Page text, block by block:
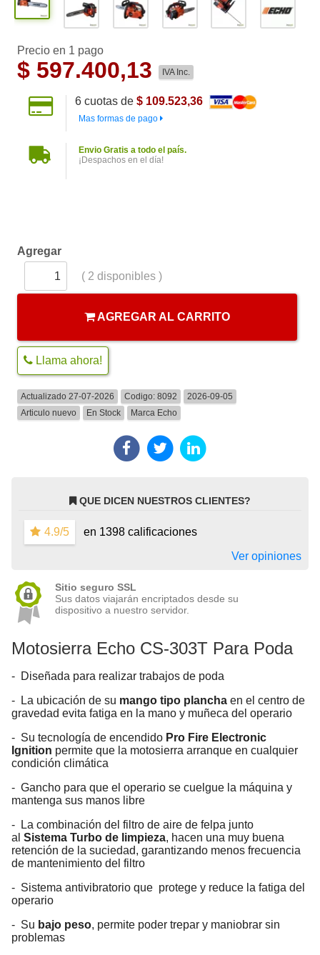
Precio en 1 pago
$ 597.400,13 IVA Inc.
6cuotas de $ 109.523,36
Mas formas de pago
Envio Gratis a todo el país.
¡Despachos en el día!
Agregar
( 2disponibles )
AGREGAR AL CARRITO
Llama ahora!
Actualizado 27-07-2026 Codigo:8092
2026-09-05
Articulo nuevo
En Stock Marca Echo
QUE DICEN NUESTROS CLIENTES?
4.9/5
en 1398 calificaciones
Ver opiniones
Sitio seguro SSL
Sus datos viajarán encriptados desde su
dispositivo a nuestro servidor.
Motosierra Echo CS-303T Para Poda
- Diseñada para realizar trabajos de poda
- La ubicación de su mango tipo plancha en el centro de
gravedad evita fatiga en la mano y muñeca del operario
- Su tecnología de encendido Pro Fire Electronic
Ignition permite que la motosierra arranque en cualquier
condición climática
- Gancho para que el operario se cuelgue la máquina y
mantenga sus manos libre
- La combinación del filtro de aire de felpa junto
al Sistema Turbo de limpieza, hacen una muy buena
retención de la suciedad, garantizando menos frecuencia
de mantenimiento del filtro
- Sistema antivibratorio que protege y reduce la fatiga del
operario
- Su bajo peso, permite poder trepar y maniobrar sin
problemas